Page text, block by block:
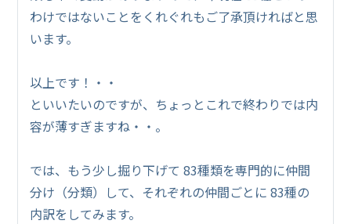
わけではないことをくれぐれもご了承頂ければと思
います。
以上です！・・
といいたいのですが、ちょっとこれで終わりでは内
容が薄すぎますね・・。
では、もう少し掘り下げて 83種類を専門的に仲間
分け（分類）して、それぞれの仲間ごとに 83種の
内訳をしてみます。